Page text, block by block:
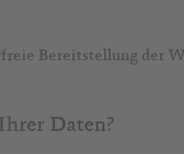
Bereitstellung der
Daten?